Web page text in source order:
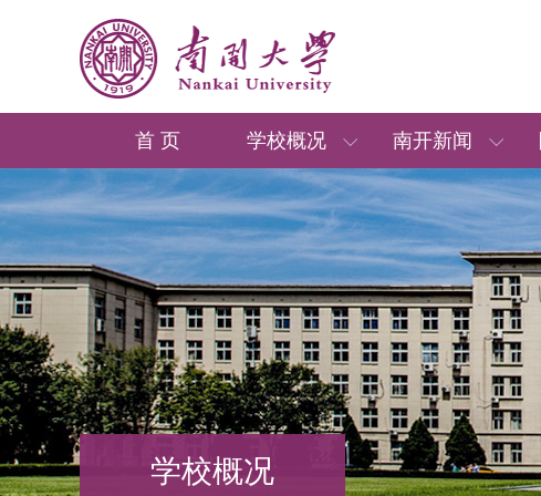
首 页 学校概况 南开新闻
学校概况